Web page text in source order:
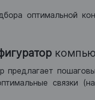
оптимальной
предлагает
связки